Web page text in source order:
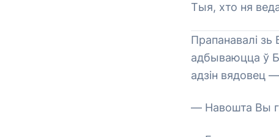
Тыя, хто ня
Прапанавалі
адбываюцца ў
адзін вядовец
— Навошта Вы